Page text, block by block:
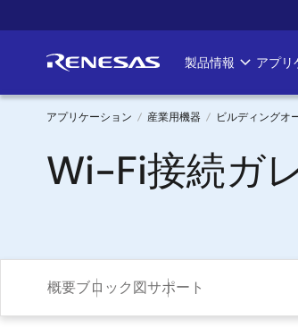
イ
ン
Main
製品情報 アプリ
パ
ン
ず
アプリケーション 産業用機器 ビルディングオ
Wi-Fi接続ガ
概要ブロック図サポート